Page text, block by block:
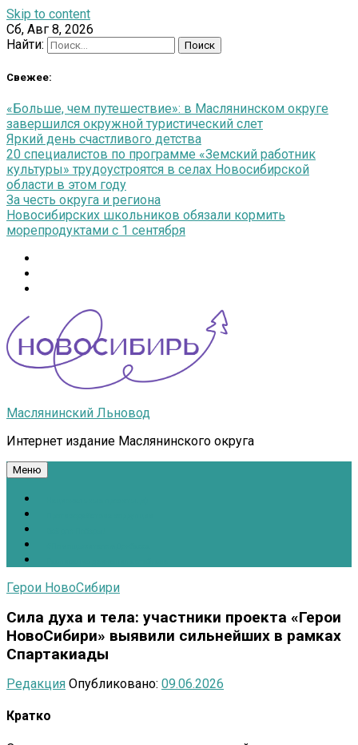
Skip to content
Сб, Авг 8, 2026
Найти:
Свежее:
«Больше, чем путешествие»: в Маслянинском округе
завершился окружной туристический слет
Яркий день счастливого детства
20 специалистов по программе «Земский работник
культуры» трудоустроятся в селах Новосибирской
области в этом году
За честь округа и региона
Новосибирских школьников обязали кормить
морепродуктами с 1 сентября
Маслянинский Льновод
Интернет издание Маслянинского округа
Меню
Герои НовоСибири
Сила духа и тела: участники проекта «Герои
НовоСибири» выявили сильнейших в рамках
Спартакиады
Редакция Опубликовано: 09.06.2026
Кратко